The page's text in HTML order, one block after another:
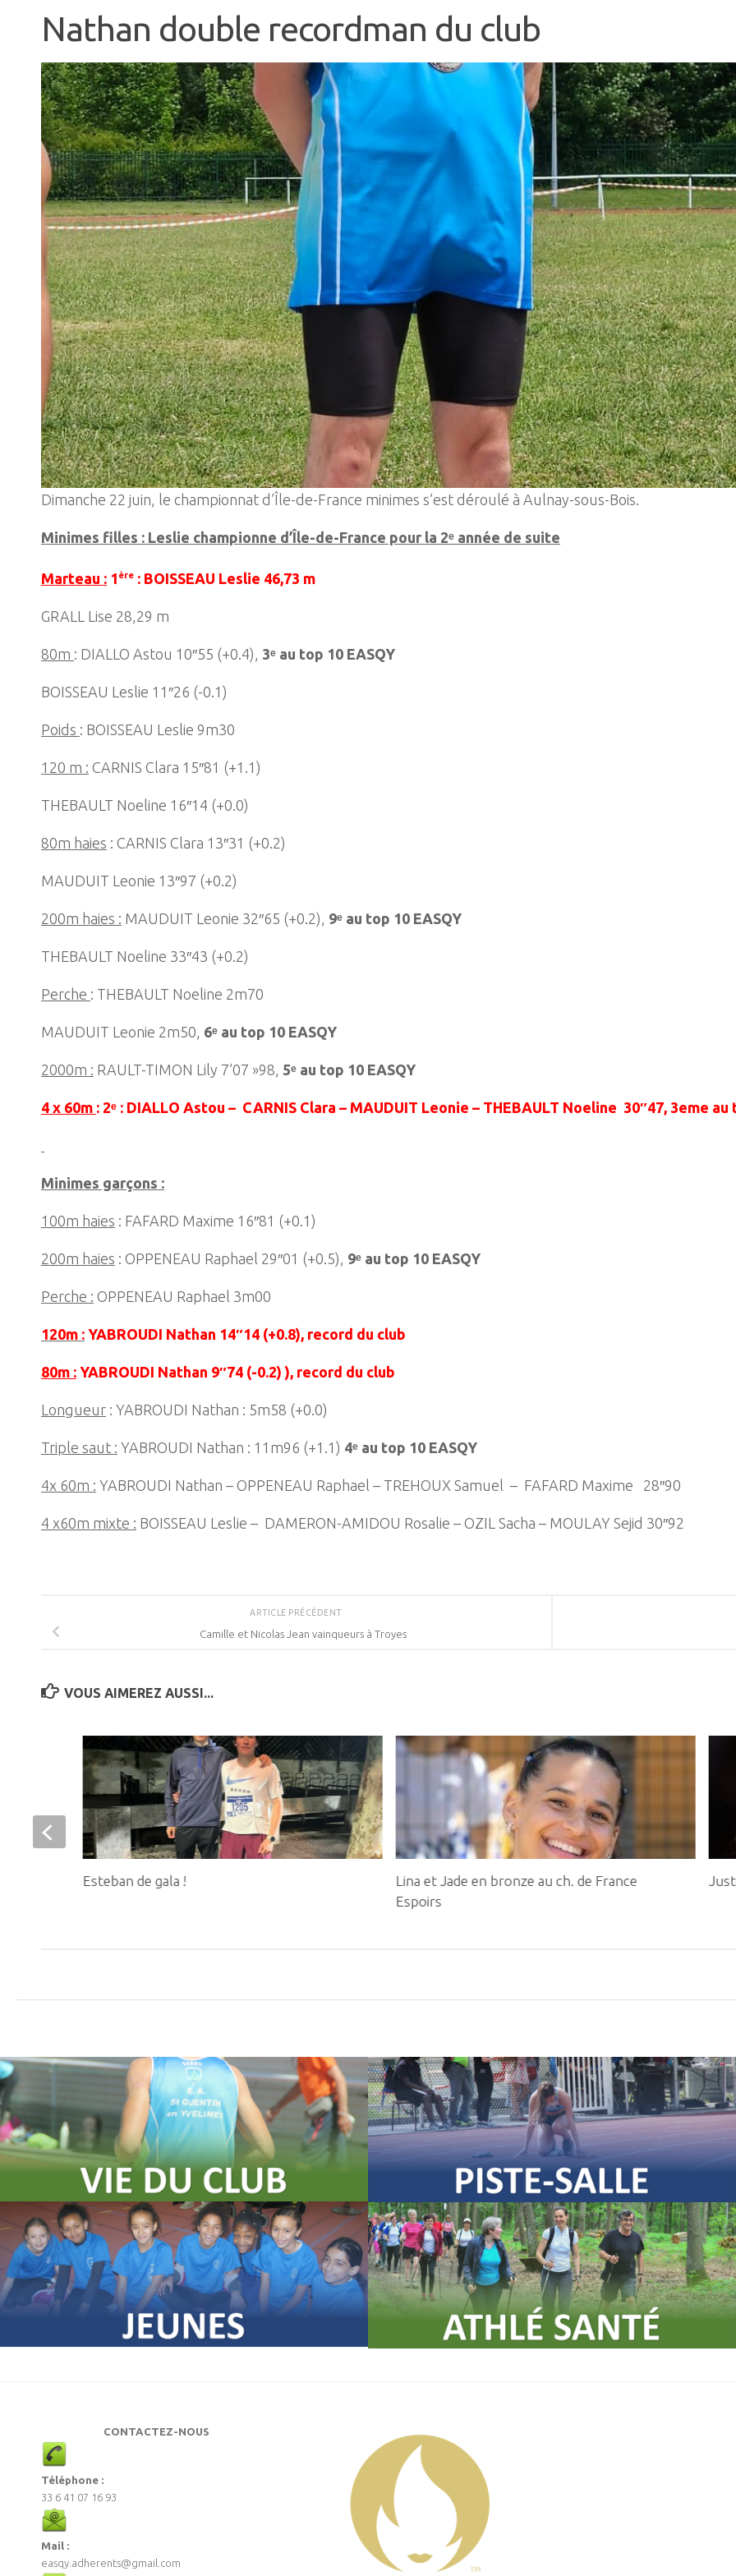
Nathan double recordman du club
Dimanche 22 juin, le championnat d’Île-de-France minimes s’est déroulé à Aulnay-sous-Bois.
Minimes filles : Leslie championne d’Île-de-France pour la 2ᵉ année de suite
Marteau : 1 ère : BOISSEAU Leslie 46,73 m
GRALL Lise 28,29 m
80m : DIALLO Astou 10″55 (+0.4), 3ᵉ au top 10 EASQY
BOISSEAU Leslie 11″26 (-0.1)
Poids : BOISSEAU Leslie 9m30
120 m : CARNIS Clara 15″81 (+1.1)
THEBAULT Noeline 16″14 (+0.0)
80m haies : CARNIS Clara 13″31 (+0.2)
MAUDUIT Leonie 13″97 (+0.2)
200m haies : MAUDUIT Leonie 32″65 (+0.2), 9ᵉ au top 10 EASQY
THEBAULT Noeline 33″43 (+0.2)
Perche : THEBAULT Noeline 2m70
MAUDUIT Leonie 2m50, 6ᵉ au top 10 EASQY
2000m : RAULT-TIMON Lily 7’07 »98, 5ᵉ au top 10 EASQY
4 x 60m : 2ᵉ : DIALLO Astou – CARNIS Clara – MAUDUIT Leonie – THEBAULT Noeline 30″47, 3eme au
Minimes garçons :
100m haies : FAFARD Maxime 16″81 (+0.1)
200m haies : OPPENEAU Raphael 29″01 (+0.5), 9ᵉ au top 10 EASQY
Perche : OPPENEAU Raphael 3m00
120m : YABROUDI Nathan 14″14 (+0.8), record du club
80m : YABROUDI Nathan 9″74 (-0.2) ), record du club
Longueur : YABROUDI Nathan : 5m58 (+0.0)
Triple saut : YABROUDI Nathan : 11m96 (+1.1) 4ᵉ au top 10 EASQY
4x 60m : YABROUDI Nathan – OPPENEAU Raphael – TREHOUX Samuel – FAFARD Maxime 28″90
4 x60m mixte : BOISSEAU Leslie – DAMERON-AMIDOU Rosalie – OZIL Sacha – MOULAY Sejid 30″92
ARTICLE PRÉCÉDENT
Camille et Nicolas Jean vainqueurs à Troyes
VOUS AIMEREZ AUSSI...
Lina et Jade en bronze au ch. de France
Espoirs
Esteban de gala !
CONTACTEZ-NOUS
Téléphone :
33 6 41 07 16 93
Mail :
easqy.adherents@gmail.com